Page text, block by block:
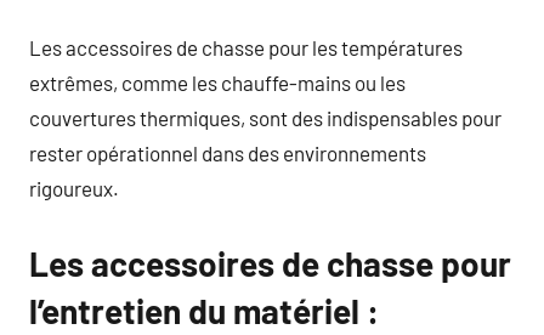
Les accessoires de chasse pour les températures
extrêmes, comme les chauffe-mains ou les
couvertures thermiques, sont des indispensables pour
rester opérationnel dans des environnements
rigoureux.
Les accessoires de chasse pour
l’entretien du matériel :